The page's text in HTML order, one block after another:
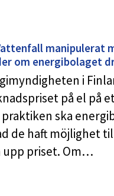
manipulerat
om energibolaget
i
på el på
praktiken ska
de haft möjlighet
upp priset. Om…